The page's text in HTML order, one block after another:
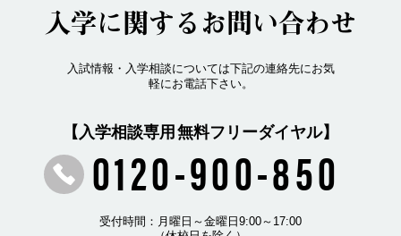
入学に関するお問い合わせ
入試情報・入学相談については下記の連絡先にお気
軽にお電話下さい。
0120-900-850
【入学相談専用 無料フリーダイヤル】
受付時間：月曜日～金曜日9:00～17:00